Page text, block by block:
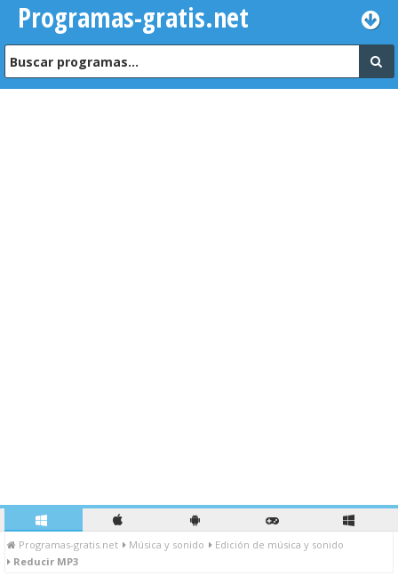
Programas-gratis.net
Programas-gratis.net Música y sonido
Edición de música y sonido
Reducir MP3